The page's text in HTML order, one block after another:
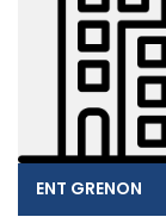
ENT GRENON